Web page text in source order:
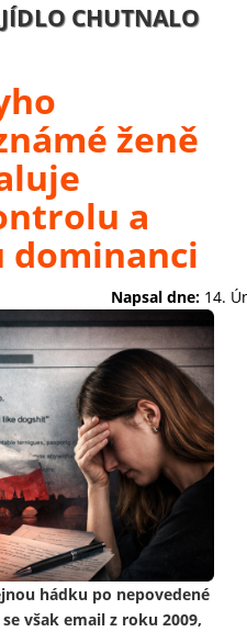
CHUTNALO
ženě
a
dominanci
Napsal dne: 14.
hádku po nepovedené
však email z roku 2009,